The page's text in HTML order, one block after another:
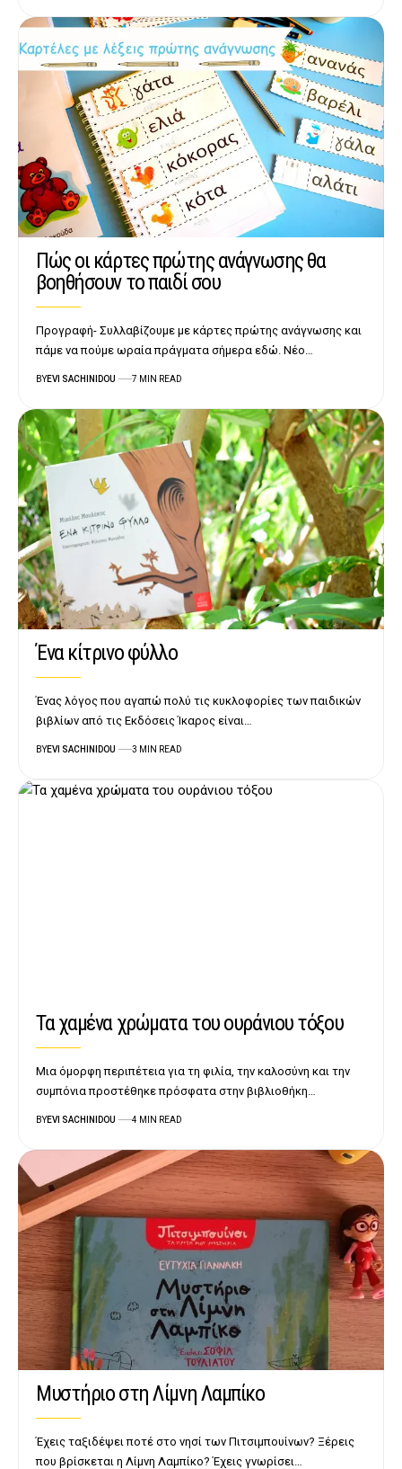
Πώς οι κάρτες πρώτης ανάγνωσης θα
βοηθήσουν το παιδί σου
Προγραφή- Συλλαβίζουμε με κάρτες πρώτης ανάγνωσης και
πάμε να πούμε ωραία πράγματα σήμερα εδώ. Νέο…
BYEVI SACHINIDOU 7 MIN READ
Ένα κίτρινο φύλλο
Ένας λόγος που αγαπώ πολύ τις κυκλοφορίες των παιδικών
βιβλίων από τις Εκδόσεις Ίκαρος είναι…
BYEVI SACHINIDOU 3 MIN READ
Τα χαμένα χρώματα του ουράνιου τόξου
Μια όμορφη περιπέτεια για τη φιλία, την καλοσύνη και την
συμπόνια προστέθηκε πρόσφατα στην βιβλιοθήκη…
BYEVI SACHINIDOU 4 MIN READ
Μυστήριο στη Λίμνη Λαμπίκο
Έχεις ταξιδέψει ποτέ στο νησί των Πιτσιμπουίνων? Ξέρεις
που βρίσκεται η Λίμνη Λαμπίκο? Έχεις γνωρίσει…